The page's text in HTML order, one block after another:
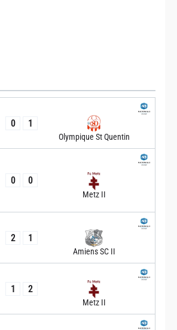
0 1
Olympique St Quentin
0 0
Metz II
2 1
Amiens SC II
1 2
Metz II